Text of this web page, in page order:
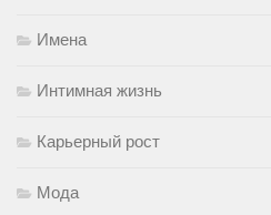
Имена
Интимная жизнь
Карьерный рост
Мода